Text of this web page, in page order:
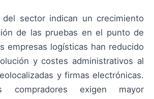
del sector indican un crecimiento
de las pruebas en el punto de
empresas logísticas han reducido
y costes administrativos al
y firmas electrónicas.
compradores exigen mayor